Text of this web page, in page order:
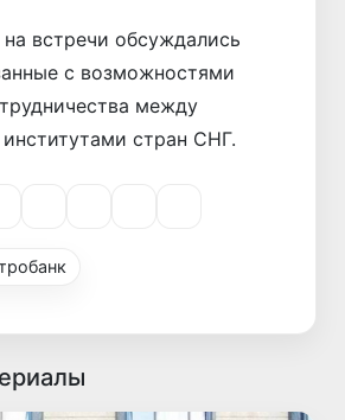
встречи обсуждались
с возможностями
между
стран СНГ.